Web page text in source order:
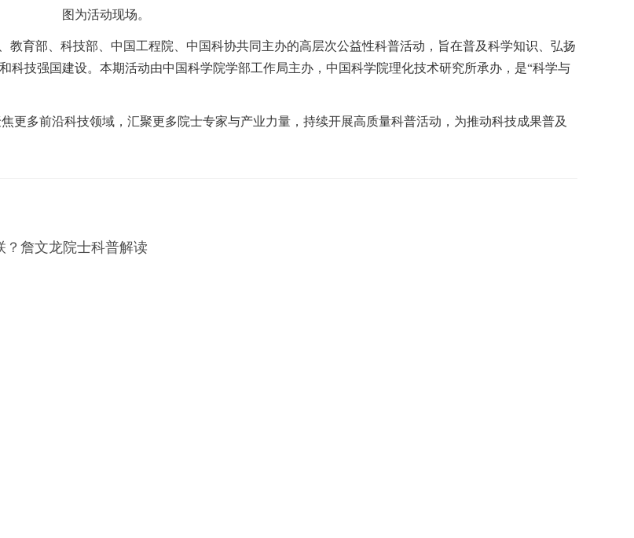
图为活动现场。
教育部、科技部、中国工程院、中国科协共同主办的高层次公益性科普活动，旨在普及科学知识、弘扬
技强国建设。本期活动由中国科学院学部工作局主办，中国科学院理化技术研究所承办，是“科学与
多前沿科技领域，汇聚更多院士专家与产业力量，持续开展高质量科普活动，为推动科技成果普及
？詹文龙院士科普解读